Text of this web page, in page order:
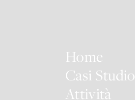
Home
Casi Studio
Attività